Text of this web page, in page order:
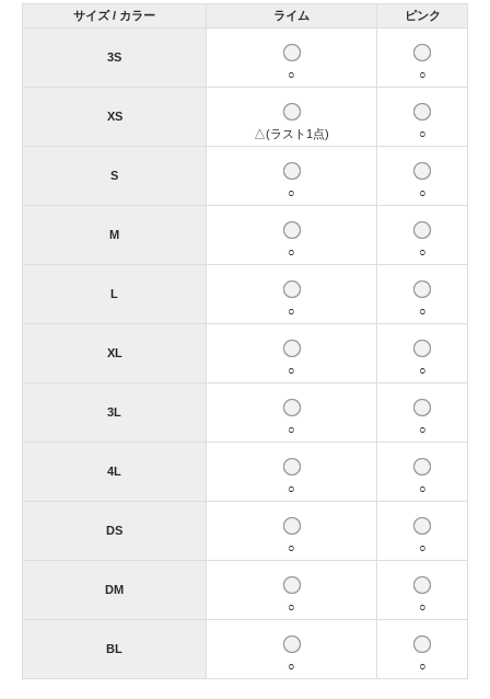
サイズ / カラー ライム ピンク
3S
○
○
XS
△(ラスト1点)
○
S
○
○
M
○
○
L
○
○
XL
○
○
3L
○
○
4L
○
○
DS
○
○
DM
○
○
BL
○
○